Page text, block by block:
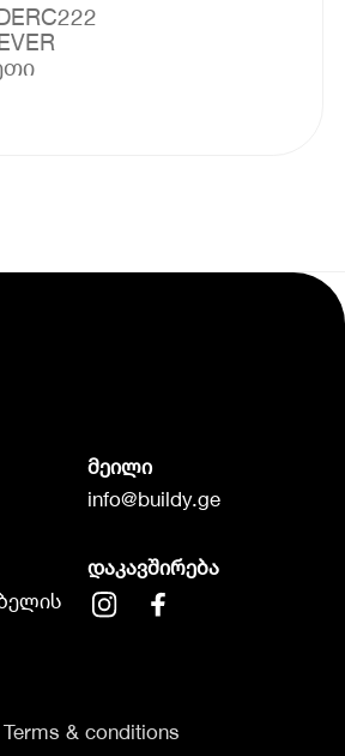
მეილი
info@buildy.ge
დაკავშირება
Terms & conditions